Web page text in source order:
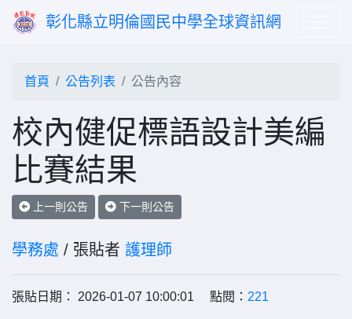
彰化縣立明倫國民中學全球資訊網
首頁 公告列表 公告內容
校內健促標語設計美編
比賽結果
上一則公告 下一則公告
學務處 / 張貼者 護理師
張貼日期： 2026-01-07 10:00:01 點閱： 221